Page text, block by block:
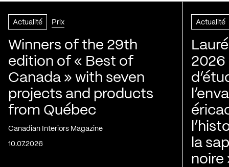
Actualité Prix
Winners of the 29th
edition of « Best of
Canada » with seven
projects and products
from Québec
Canadian Interiors Magazine
10.07.2026
Actualité
2026
la
noire